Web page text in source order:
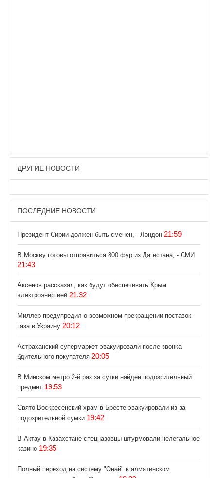
ДРУГИЕ НОВОСТИ
ПОСЛЕДНИЕ НОВОСТИ
Президент Сирии должен быть сменен, - Лондон 21:59
В Москву готовы отправиться 800 фур из Дагестана, - СМИ
21:43
Аксенов рассказал, как будут обеспечивать Крым
электроэнергией 21:32
Миллер предупредил о возможном прекращении поставок
газа в Украину 20:12
Астраханский супермаркет эвакуировали после звонка
бдительного покупателя 20:05
В Минском метро 2-й раз за сутки найден подозрительный
предмет 19:53
Свято-Воскресенский храм в Бресте эвакуировали из-за
подозрительной сумки 19:42
В Актау в Казахстане спецназовцы штурмовали нелегальное
казино 19:35
Полный переход на систему "Онай" в алматинском